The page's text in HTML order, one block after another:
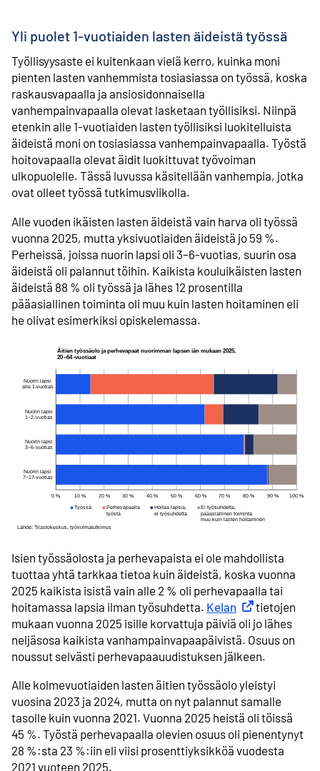
Yli puolet 1-vuotiaiden lasten äideistä työssä
Työllisyysaste ei kuitenkaan vielä kerro, kuinka moni
pienten lasten vanhemmista tosiasiassa on työssä, koska
raskausvapaalla ja ansiosidonnaisella
vanhempainvapaalla olevat lasketaan työllisiksi. Niinpä
etenkin alle 1-vuotiaiden lasten työllisiksi luokitelluista
äideistä moni on tosiasiassa vanhempainvapaalla. Työstä
hoitovapaalla olevat äidit luokittuvat työvoiman
ulkopuolelle. Tässä luvussa käsitellään vanhempia, jotka
ovat olleet työssä tutkimusviikolla.
Alle vuoden ikäisten lasten äideistä vain harva oli työssä
vuonna 2025, mutta yksivuotiaiden äideistä jo 59 %.
Perheissä, joissa nuorin lapsi oli 3–6-vuotias, suurin osa
äideistä oli palannut töihin. Kaikista kouluikäisten lasten
äideistä 88 % oli työssä ja lähes 12 prosentilla
pääasiallinen toiminta oli muu kuin lasten hoitaminen eli
he olivat esimerkiksi opiskelemassa.
Isien työssäolosta ja perhevapaista ei ole mahdollista
tuottaa yhtä tarkkaa tietoa kuin äideistä, koska vuonna
2025 kaikista isistä vain alle 2 % oli perhevapaalla tai
hoitamassa lapsia ilman työsuhdetta. Kelan Ulkoinen linkki
tietojen
mukaan vuonna 2025 isille korvattuja päiviä oli jo lähes
neljäsosa kaikista vanhampainvapaapäivistä. Osuus on
noussut selvästi perhevapaauudistuksen jälkeen.
Alle kolmevuotiaiden lasten äitien työssäolo yleistyi
vuosina 2023 ja 2024, mutta on nyt palannut samalle
tasolle kuin vuonna 2021. Vuonna 2025 heistä oli töissä
45 %. Työstä perhevapaalla olevien osuus oli pienentynyt
28 %:sta 23 %:iin eli viisi prosenttiyksikköä vuodesta
2021 vuoteen 2025.